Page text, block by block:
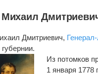
Михаил
Дмитриевич,
Из потомков
1 января 1778